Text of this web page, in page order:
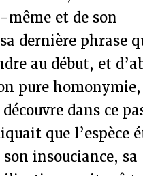
même et de son
dernière phrase
au début, et
pure
dans ce
que l’espèce
insouciance, sa